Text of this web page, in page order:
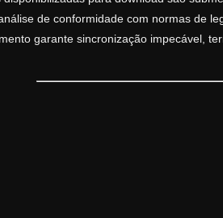
de conformidade com normas de
garante sincronização impecável,